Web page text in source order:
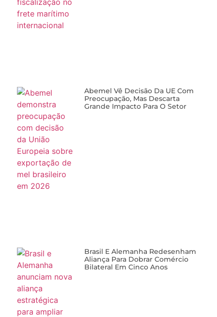
Abemel Vê Decisão Da UE Com
Preocupação, Mas Descarta
Grande Impacto Para O Setor
Brasil E Alemanha Redesenham
Aliança Para Dobrar Comércio
Bilateral Em Cinco Anos